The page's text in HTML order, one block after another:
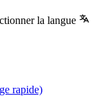
la langue
rapide)